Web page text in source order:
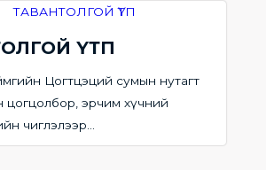
ҮТП
Цогтцэций сумын нутагт
цогцолбор, эрчим хүчний
чиглэлээр...